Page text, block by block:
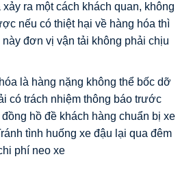
ra một cách khách quan, không
nếu có thiệt hại về hàng hóa thì
đơn vị vận tải không phải chịu
là hàng nặng không thể bốc dỡ
có trách nhiệm thông báo trước
hồ đề khách hàng chuẩn bị xe
tình huống xe đậu lại qua đêm
phí neo xe